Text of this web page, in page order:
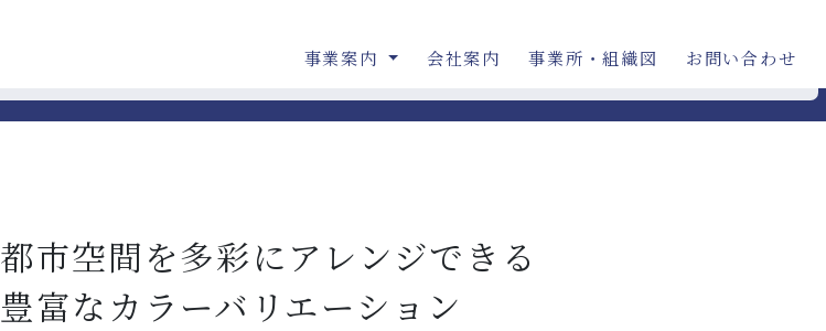
事業案内 会社案内 事業所・組織図 お問い合わせ
都市空間を多彩にアレンジできる
豊富なカラーバリエーション